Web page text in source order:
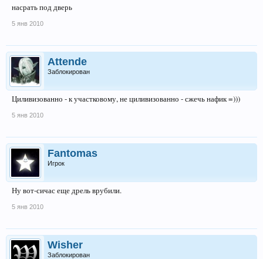
насрать под дверь
5 янв 2010
Attende
Заблокирован
Циливизованно - к участковому, не циливизованно - сжечь нафик =)))
5 янв 2010
Fantomas
Игрок
Ну вот-сичас еще дрель врубили.
5 янв 2010
Wisher
Заблокирован